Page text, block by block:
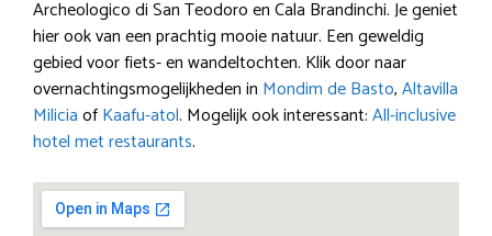
Archeologico di San Teodoro en Cala Brandinchi. Je geniet
hier ook van een prachtig mooie natuur. Een geweldig
gebied voor fiets- en wandeltochten. Klik door naar
overnachtingsmogelijkheden in Mondim de Basto,Altavilla
MiliciaofKaafu-atol. Mogelijk ook interessant:All-inclusive
hotel met restaurants.